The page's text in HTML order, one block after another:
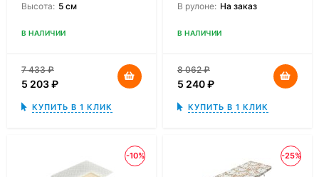
Высота: 5 см
В НАЛИЧИИ
7 433₽
5 203₽
КУПИТЬ В 1 КЛИК
В рулоне: На заказ
В НАЛИЧИИ
8 062₽
5 240₽
КУПИТЬ В 1 КЛИК
-10% -25%